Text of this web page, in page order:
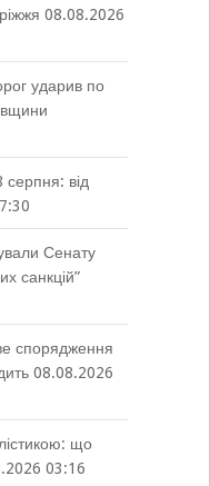
08.08.2026
ударив по
серпня: від
Сенату
санкцій”
спорядження
08.08.2026
що
03:16